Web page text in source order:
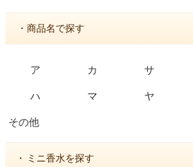
・商品名で探す
ア カ サ
ハ マ ヤ
その他
・ ミニ香水を探す